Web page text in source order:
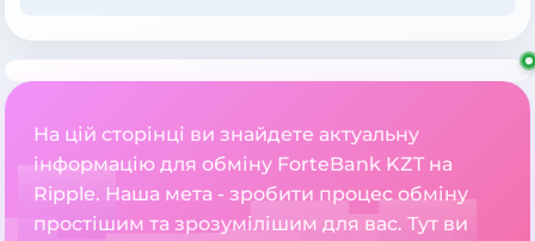
На цій сторінці ви знайдете актуальну
інформацію для обміну ForteBank KZT на
Ripple. Наша мета - зробити процес обміну
простішим та зрозумілішим для вас. Тут ви